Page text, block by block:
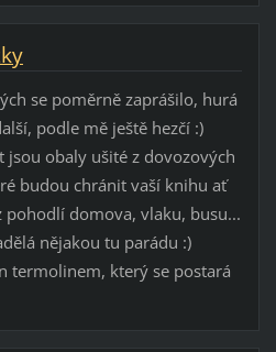
se poměrně zaprášilo, hurá
podle mě ještě hezčí :)
jsou obaly ušité z dovozových
budou chránit vaší knihu ať
pohodlí domova, vlaku, busu...
nějakou tu parádu :)
termolinem, který se postará